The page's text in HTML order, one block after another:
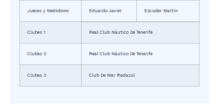
Jueces y Medidores Eduardo Javier Escuder Martin
Clubes 1 Real Club Náutico De Tenerife
Clubes 2 Real Club Náutico De Tenerife
Clubes 3 Club De Mar Radazul